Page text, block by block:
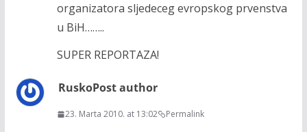
organizatora sljedeceg evropskog prvenstva
u BiH……..
SUPER REPORTAZA!
RuskoPost author
23. Marta 2010. at 13:02 Permalink